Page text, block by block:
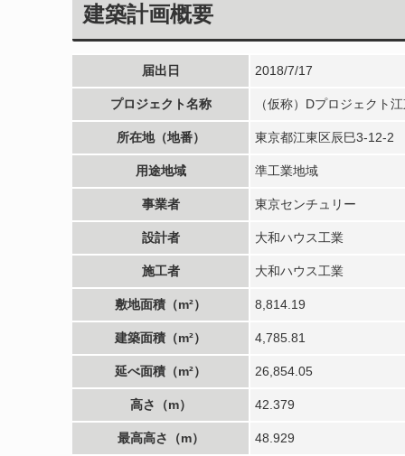
建築計画概要
届出日 2018/7/17
プロジェクト名称 （仮称）Dプロジェクト
所在地（地番） 東京都江東区辰巳3-12-2
用途地域 準工業地域
事業者 東京センチュリー
設計者 大和ハウス工業
施工者 大和ハウス工業
敷地面積（m²） 8,814.19
建築面積（m²） 4,785.81
延べ面積（m²） 26,854.05
高さ（m） 42.379
最高高さ（m） 48.929